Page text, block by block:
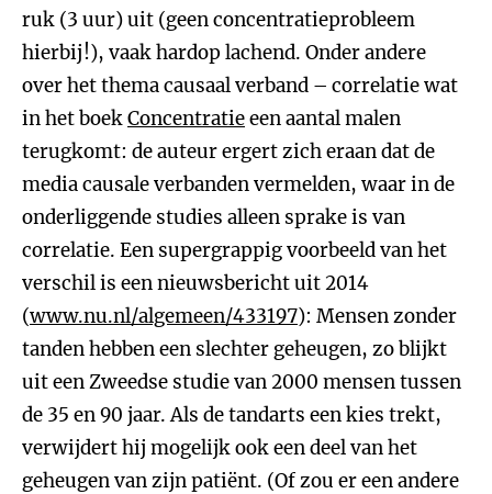
ruk (3 uur) uit (geen concentratieprobleem
hierbij!), vaak hardop lachend. Onder andere
over het thema causaal verband – correlatie wat
in het boekConcentratieeen aantal malen
terugkomt: de auteur ergert zich eraan dat de
media causale verbanden vermelden, waar in de
onderliggende studies alleen sprake is van
correlatie. Een supergrappig voorbeeld van het
verschil is een nieuwsbericht uit 2014
(www.nu.nl/algemeen/433197): Mensen zonder
tanden hebben een slechter geheugen, zo blijkt
uit een Zweedse studie van 2000 mensen tussen
de 35 en 90 jaar. Als de tandarts een kies trekt,
verwijdert hij mogelijk ook een deel van het
geheugen van zijn patiënt. (Of zou er een andere